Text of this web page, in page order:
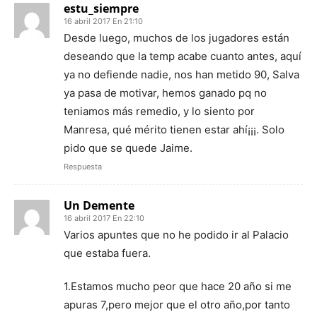
estu_siempre
16 abril 2017 En 21:10
Desde luego, muchos de los jugadores están
deseando que la temp acabe cuanto antes, aquí
ya no defiende nadie, nos han metido 90, Salva
ya pasa de motivar, hemos ganado pq no
teniamos más remedio, y lo siento por
Manresa, qué mérito tienen estar ahí¡¡¡. Solo
pido que se quede Jaime.
Respuesta
Un Demente
16 abril 2017 En 22:10
Varios apuntes que no he podido ir al Palacio
que estaba fuera.
1.Estamos mucho peor que hace 20 año si me
apuras 7,pero mejor que el otro año,por tanto